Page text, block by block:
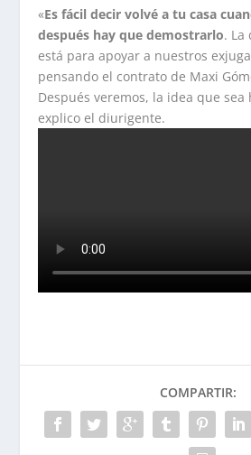
«Es fácil decir volvé a tu casa
después hay que demostrarlo. La
está para apoyar a nuestros
pensando el contrato de Maxi
Después veremos, la idea que
explico el diurigente.
COMPARTIR: